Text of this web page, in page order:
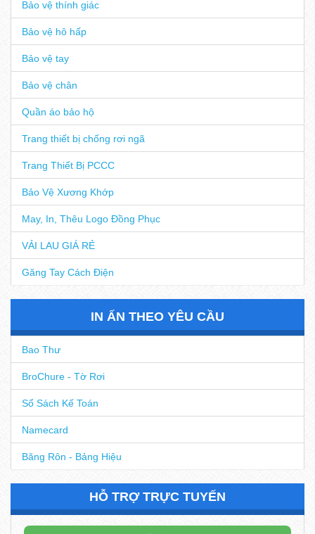
Bảo vệ thính giác
Bảo vệ hô hấp
Bảo vệ tay
Bảo vệ chân
Quần áo bảo hộ
Trang thiết bị chống rơi ngã
Trang Thiết Bị PCCC
Bảo Vệ Xương Khớp
May, In, Thêu Logo Đồng Phục
VẢI LAU GIÁ RẺ
Găng Tay Cách Điện
IN ẤN THEO YÊU CẦU
Bao Thư
BroChure - Tờ Rơi
Sổ Sách Kế Toán
Namecard
Băng Rôn - Bảng Hiệu
HỖ TRỢ TRỰC TUYẾN